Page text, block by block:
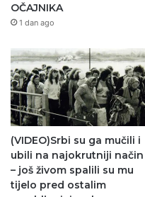
OČAJNIKA
1 dan ago
(VIDEO)Srbi su ga mučili i
ubili na najokrutniji način
– još živom spalili su mu
tijelo pred ostalim